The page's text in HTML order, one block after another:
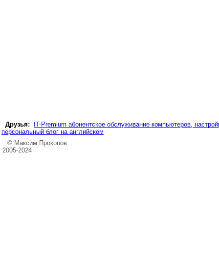
Друзья:
IT-Premium абонентское обслуживание компьютеров,
персональный блог на английском
© Максим Прокопов
2005-2024